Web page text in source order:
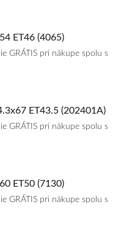
ET46 (4065)
GRÁTIS pri nákupe spolu s
ET43.5 (202401A)
GRÁTIS pri nákupe spolu s
ET50 (7130)
GRÁTIS pri nákupe spolu s